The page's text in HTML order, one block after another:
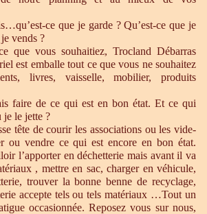
ce que je garde ? Qu’est-ce que je
vends ?
que vous souhaitiez, Trocland Débarras
est emballe tout ce que vous ne souhaitez
livres, vaisselle, mobilier, produits
faire de ce qui est en bon état. Et ce qui
je le jette ?
tête de courir les associations ou les vide-
ou vendre ce qui est encore en bon état.
l’apporter en déchetterie mais avant il va
, mettre en sac, charger en véhicule,
trouver la bonne benne de recyclage,
accepte tels ou tels matériaux …Tout un
occasionnée. Reposez vous sur nous,